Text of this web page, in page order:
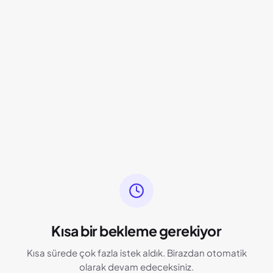
Kısa bir bekleme gerekiyor
Kısa sürede çok fazla istek aldık. Birazdan otomatik
olarak devam edeceksiniz.